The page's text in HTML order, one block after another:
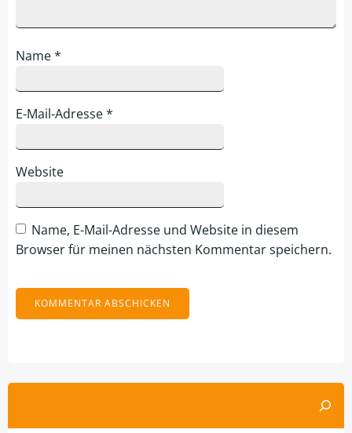
Name*
E-Mail-Adresse*
Website
Name, E-Mail-Adresse und Website in diesem
Browser für meinen nächsten Kommentar speichern.